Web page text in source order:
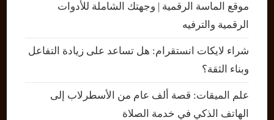
موقع الماسة الرقمية | وجهتك الشاملة للأدوات
الرقمية والترفيه
شراء لايكات انستقرام: هل تساعد على زيادة التفاعل
وبناء الثقة؟
علم الميقات: قصة ألف عام من الأسطرلاب إلى
الهاتف الذكي في خدمة الصلاة